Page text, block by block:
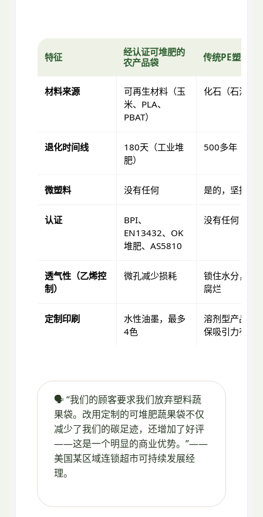
特征
经认证可堆肥的
农产品袋
传统PE塑料袋
材料来源
可再生材料（玉
米、PLA、
PBAT）
化石（石油）
退化时间线
180天（工业堆
肥）
500多年
微塑料 没有任何 是的，坚持不
认证
BPI、
EN13432、OK
堆肥、AS5810
没有任何
透气性（乙烯控
制）
微孔减少损耗
锁住水分，加
腐烂
定制印刷
水性油墨，最多
4色
溶剂型产品，
保吸引力有限
🗣️ “我们的顾客要求我们放弃塑料蔬
果袋。改用定制的可堆肥蔬果袋不仅
减少了我们的碳足迹，还增加了好评
——这是一个明显的商业优势。”——
美国某区域连锁超市可持续发展经
理。